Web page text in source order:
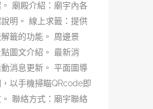
廟殿介紹：廟宇內各
明。 線上求籤：提供
籤的功能。 周邊景
圖文介紹。 最新消
消息更新。 平面圖導
以手機掃瞄QRcode即
聯絡方式：廟宇聯絡